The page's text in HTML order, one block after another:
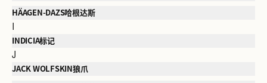
HÄAGEN-DAZS哈根达斯
I
INDICIA标记
J
JACK WOLFSKIN狼爪